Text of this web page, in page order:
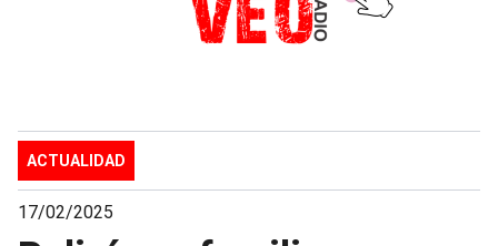
ACTUALIDAD
17/02/2025